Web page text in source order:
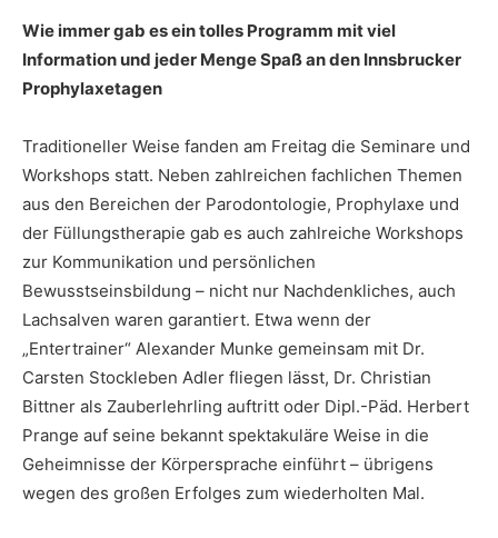
Wie immer gab es ein tolles Programm mit viel
Information und jeder Menge Spaß an den Innsbrucker
Prophylaxetagen
Traditioneller Weise fanden am Freitag die Seminare und
Workshops statt. Neben zahlreichen fachlichen Themen
aus den Bereichen der Parodontologie, Prophylaxe und
der Füllungstherapie gab es auch zahlreiche Workshops
zur Kommunikation und persönlichen
Bewusstseinsbildung – nicht nur Nachdenkliches, auch
Lachsalven waren garantiert. Etwa wenn der
„Entertrainer“ Alexander Munke gemeinsam mit Dr.
Carsten Stockleben Adler fliegen lässt, Dr. Christian
Bittner als Zauberlehrling auftritt oder Dipl.-Päd. Herbert
Prange auf seine bekannt spektakuläre Weise in die
Geheimnisse der Körpersprache einführt – übrigens
wegen des großen Erfolges zum wiederholten Mal.